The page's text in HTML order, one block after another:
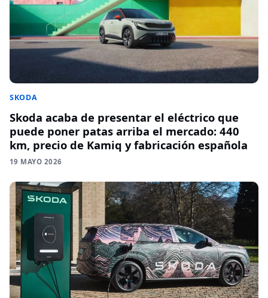
SKODA
Skoda acaba de presentar el eléctrico que
puede poner patas arriba el mercado: 440
km, precio de Kamiq y fabricación española
19 MAYO 2026